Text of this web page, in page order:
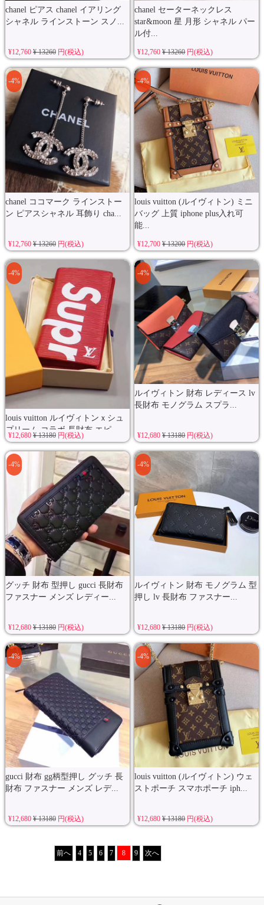
chanel ピアス chanel イアリング
シャネル ラインストーン スノ...
¥12,760 ¥ 13260円(税込)
chanel セーターネックレス
star&moon 星 月形 シャネル パー
ル付...
¥12,760¥ 13260円(税込)
chanel ココマーク ラインストー
ン ピアスシャネル 耳飾り cha...
-4%
¥12,760 ¥ 13260円(税込)
louis vuitton (ルイヴィトン) ミニ
バッグ 上質 iphone plus入れ可
能...
-4%
¥12,700¥ 13200円(税込)
louis vuitton ルイヴィトンｘシュ
プリーム コラボ 長財布 エピ...
-4%
¥12,680 ¥ 13180円(税込)
ルイヴィトン 財布 レディース lv
長財布 モノグラム スプラ...
-4%
¥12,680¥ 13180円(税込)
グッチ 財布 型押し gucci 長財布
ファスナー メンズ レディー...
-4%
¥12,680 ¥ 13180円(税込)
ルイヴィトン 財布 モノグラム 型
押し lv 長財布 ファスナー...
-4%
¥12,680¥ 13180円(税込)
gucci 財布 gg柄型押し グッチ 長
財布 ファスナー メンズ レデ...
-4%
¥12,680 ¥ 13180円(税込)
louis vuitton (ルイヴィトン) ウェ
ストポーチ スマホポーチ iph...
-4%
¥12,680¥ 13180円(税込)
前へ 4 5 6 7 8 9 次へ